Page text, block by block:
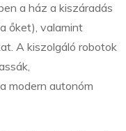
a ház a kiszáradás
őket), valamint
A kiszolgáló robotok
modern autonóm